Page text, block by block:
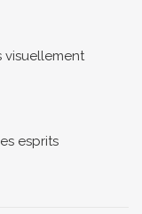
visuellement
esprits